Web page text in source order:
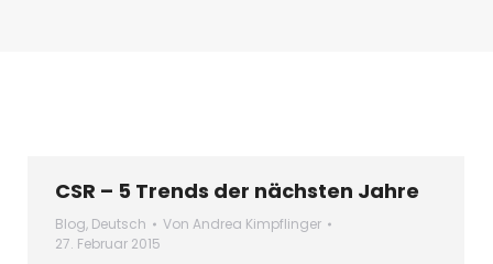
CSR – 5 Trends der nächsten Jahre
Blog, Deutsch Von Andrea Kimpflinger
27. Februar 2015